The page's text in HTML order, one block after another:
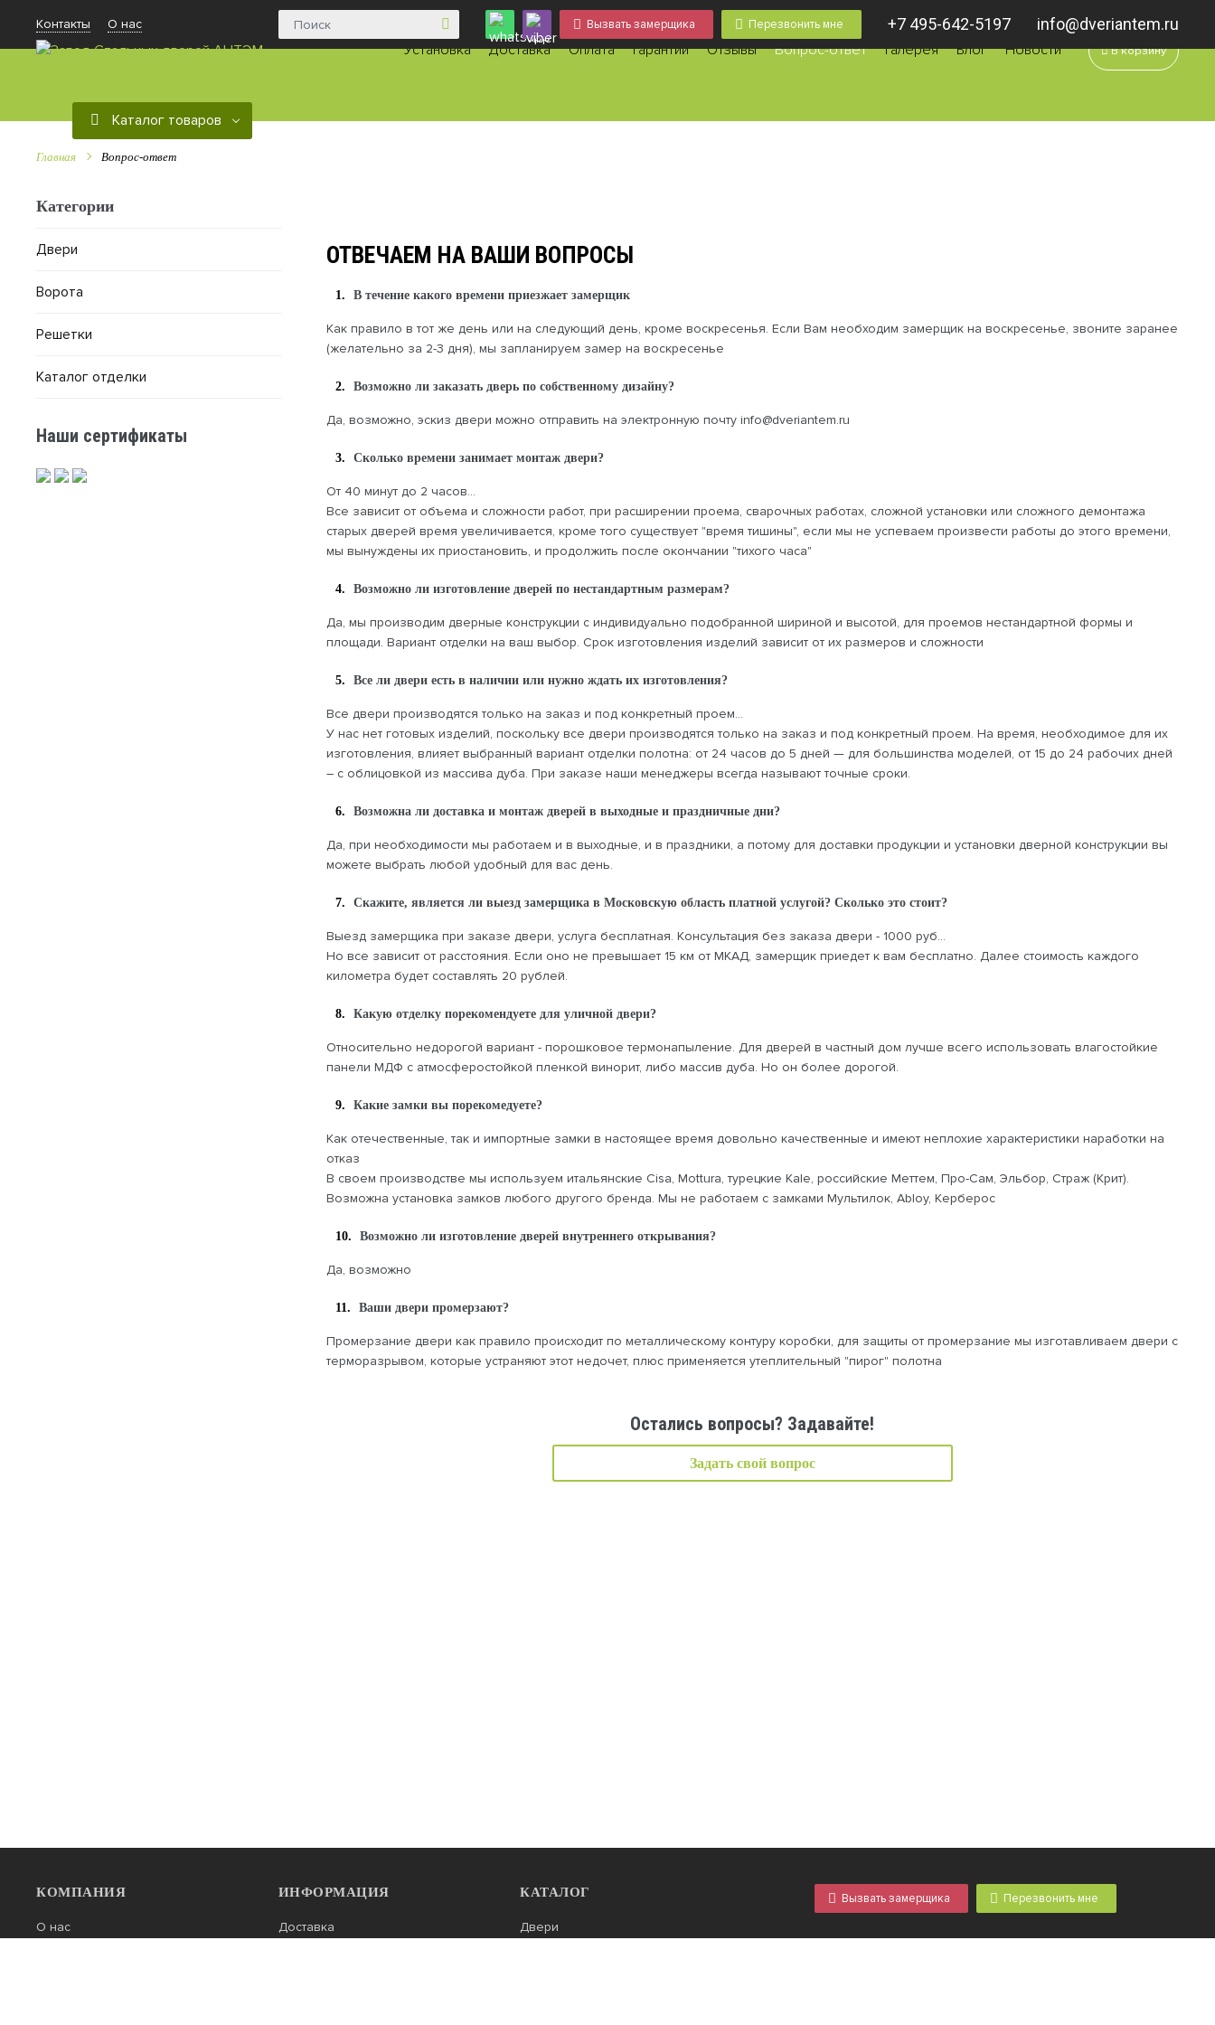
Контакты О нас Вызвать замерщика Перезвонить мне +7 495-642-5197 info@dveriantem.ru
В корзину
Установка Доставка Оплата Гарантии Отзывы Вопрос-ответ Галерея Блог Новости
Каталог товаров
Главная Вопрос-ответ
Категории
Двери
Ворота
Решетки
Каталог отделки
Наши сертификаты
ОТВЕЧАЕМ НА ВАШИ ВОПРОСЫ
В течение какого времени приезжает замерщик
Как правило в тот же день или на следующий день, кроме воскресенья. Если Вам необходим замерщик на воскресенье, звоните заранее
(желательно за 2-3 дня), мы запланируем замер на воскресенье
Возможно ли заказать дверь по собственному дизайну?
Да, возможно, эскиз двери можно отправить на электронную почту info@dveriantem.ru
Сколько времени занимает монтаж двери?
От 40 минут до 2 часов...
Все зависит от объема и сложности работ, при расширении проема, сварочных работах, сложной установки или сложного демонтажа
старых дверей время увеличивается, кроме того существует "время тишины", если мы не успеваем произвести работы до этого времени,
мы вынуждены их приостановить, и продолжить после окончании "тихого часа"
Возможно ли изготовление дверей по нестандартным размерам?
Да, мы производим дверные конструкции с индивидуально подобранной шириной и высотой, для проемов нестандартной формы и
площади. Вариант отделки на ваш выбор. Срок изготовления изделий зависит от их размеров и сложности
Все ли двери есть в наличии или нужно ждать их изготовления?
Все двери производятся только на заказ и под конкретный проем...
У нас нет готовых изделий, поскольку все двери производятся только на заказ и под конкретный проем. На время, необходимое для их
изготовления, влияет выбранный вариант отделки полотна: от 24 часов до 5 дней — для большинства моделей, от 15 до 24 рабочих дней
– с облицовкой из массива дуба. При заказе наши менеджеры всегда называют точные сроки.
Возможна ли доставка и монтаж дверей в выходные и праздничные дни?
Да, при необходимости мы работаем и в выходные, и в праздники, а потому для доставки продукции и установки дверной конструкции вы
можете выбрать любой удобный для вас день.
Скажите, является ли выезд замерщика в Московскую область платной услугой? Сколько это стоит?
Выезд замерщика при заказе двери, услуга бесплатная. Консультация без заказа двери - 1000 руб...
Но все зависит от расстояния. Если оно не превышает 15 км от МКАД, замерщик приедет к вам бесплатно. Далее стоимость каждого
километра будет составлять 20 рублей.
Какую отделку порекомендуете для уличной двери?
Относительно недорогой вариант - порошковое термонапыление. Для дверей в частный дом лучше всего использовать влагостойкие
панели МДФ с атмосферостойкой пленкой винорит, либо массив дуба. Но он более дорогой.
Какие замки вы порекомедуете?
Как отечественные, так и импортные замки в настоящее время довольно качественные и имеют неплохие характеристики наработки на
отказ
В своем производстве мы используем итальянские Cisa, Mottura, турецкие Kale, российские Меттем, Про-Сам, Эльбор, Страж (Крит).
Возможна установка замков любого другого бренда. Мы не работаем с замками Мультилок, Abloy, Керберос
Возможно ли изготовление дверей внутреннего открывания?
Да, возможно
Ваши двери промерзают?
Промерзание двери как правило происходит по металлическому контуру коробки, для защиты от промерзание мы изготавливаем двери с
терморазрывом, которые устраняют этот недочет, плюс применяется утеплительный "пирог" полотна
Остались вопросы? Задавайте!
Задать свой вопрос
КОМПАНИЯ
О нас
ИНФОРМАЦИЯ
Доставка
КАТАЛОГ
Двери
Вызвать замерщика Перезвонить мне